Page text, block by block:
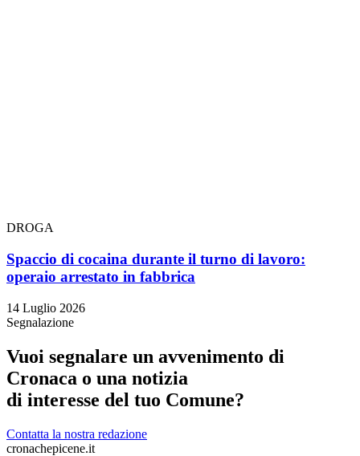
DROGA
Spaccio di cocaina durante il turno di lavoro:
operaio arrestato in fabbrica
14 Luglio 2026
Segnalazione
Vuoi segnalare un avvenimento di
Cronaca o una notizia
di interesse del tuo Comune?
Contatta la nostra redazione
cronachepicene.it